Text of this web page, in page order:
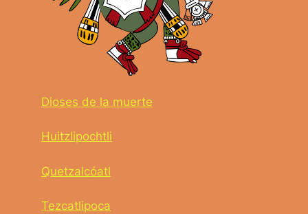
Dioses de la muerte
Huitzlipochtli
Quetzalcóatl
Tezcatlipoca